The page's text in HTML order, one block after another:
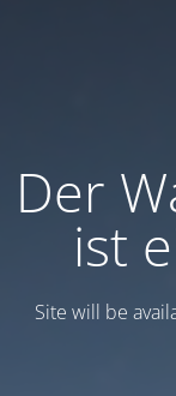
Der
ist
Site will be